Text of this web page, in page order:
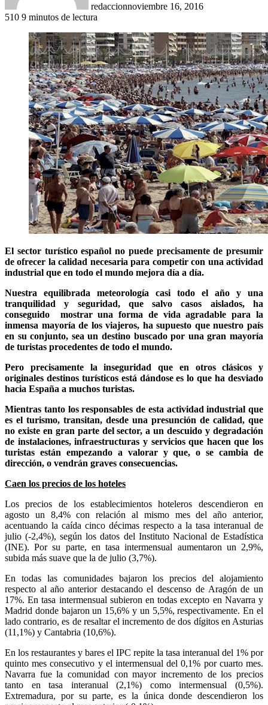
redaccionnoviembre 16, 2016
510 9 minutos de lectura
El sector turístico español no puede precisamente de presumir
de ofrecer la calidad necesaria para competir con una actividad
industrial que en todo el mundo mejora día a día.
Nuestra equilibrada meteorología casi todo el año y una
tranquilidad y seguridad, que salvo casos aislados, ha
conseguido
mostrar una forma de vida agradable para la
inmensa mayoría de los viajeros, ha supuesto que nuestro país
en su conjunto, sea un destino buscado por una gran mayoría
de turistas procedentes de todo el mundo.
Pero precisamente la inseguridad que en otros clásicos y
originales destinos turísticos está dándose es lo que ha desviado
hacia España a muchos turistas.
Mientras tanto los responsables de esta actividad industrial que
es el turismo, transitan, desde una presunción de calidad, que
no existe en gran parte del sector, a un descuido y degradación
de instalaciones, infraestructuras y servicios que hacen que los
turistas están empezando a valorar y que, o se cambia de
dirección, o vendrán graves consecuencias.
Caen los precios de los hoteles
Los precios de los establecimientos hoteleros descendieron en
agosto un 8,4% con relación al mismo mes del año anterior,
acentuando la caída cinco décimas respecto a la tasa interanual de
julio (-2,4%), según los datos del Instituto Nacional de Estadística
(INE). Por su parte, en tasa intermensual aumentaron un 2,9%,
subida más suave que la de julio (3,7%).
En todas las comunidades bajaron los precios del alojamiento
respecto al año anterior destacando el descenso de Aragón de un
17%. En tasa intermensual subieron en todas excepto en Navarra y
Madrid donde bajaron un 15,6% y un 5,5%, respectivamente. En el
lado contrario, es de resaltar el incremento de dos dígitos en Asturias
(11,1%) y Cantabria (10,6%).
En los restaurantes y bares el IPC repite la tasa interanual del 1% por
quinto mes consecutivo y el intermensual del 0,1% por cuarto mes.
Navarra fue la comunidad con mayor incremento de los precios
tanto en tasa interanual (2,1%) como intermensual (0,5%).
Extremadura, por su parte, es la única donde descendieron los